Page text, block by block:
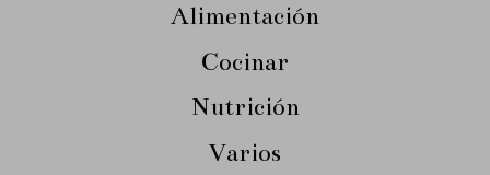
Alimentación
Cocinar
Nutrición
Varios